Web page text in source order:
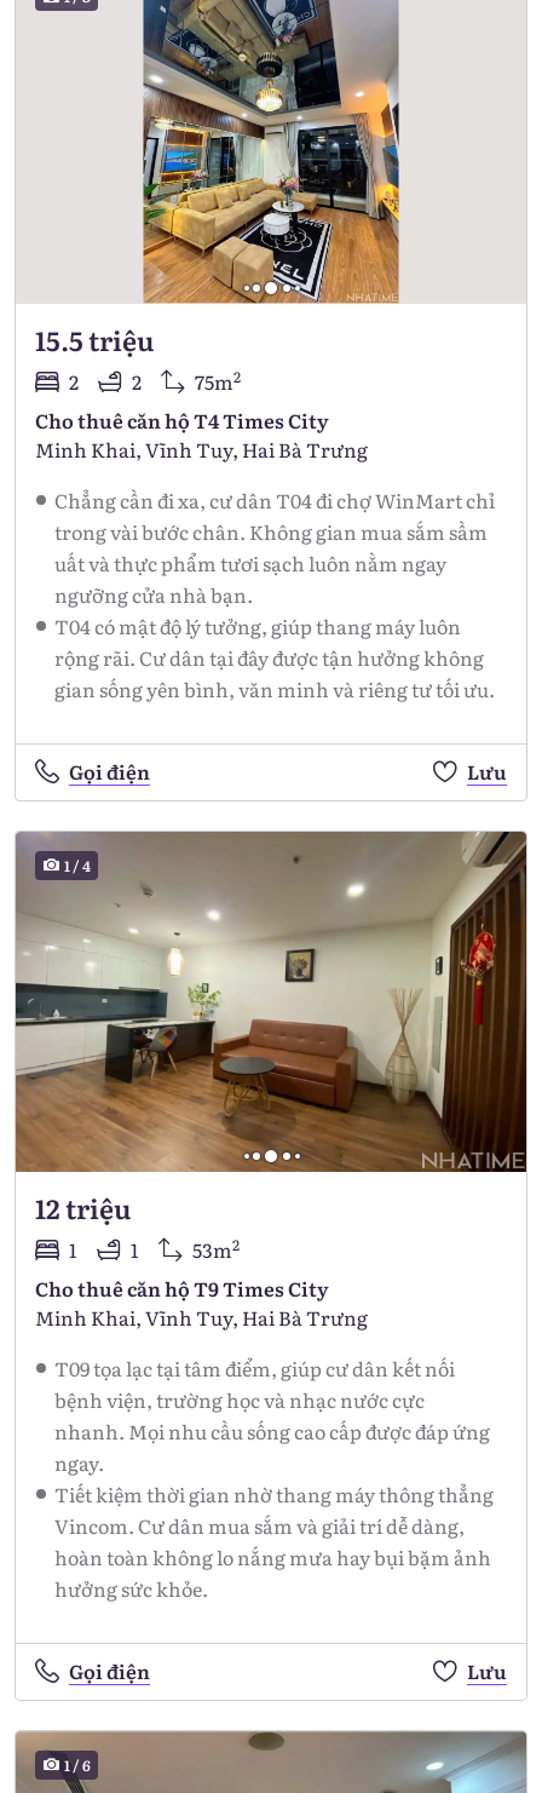
15.5 triệu
2 2 75m2
Cho thuê căn hộ T4 Times City
Minh Khai, Vĩnh Tuy, Hai Bà Trưng
Chẳng cần đi xa, cư dân T04 đi chợ WinMart chỉ
trong vài bước chân. Không gian mua sắm sầm
uất và thực phẩm tươi sạch luôn nằm ngay
ngưỡng cửa nhà bạn.
T04 có mật độ lý tưởng, giúp thang máy luôn
rộng rãi. Cư dân tại đây được tận hưởng không
gian sống yên bình, văn minh và riêng tư tối ưu.
Gọi điện Lưu
1/4
12 triệu
1 1 53m2
Cho thuê căn hộ T9 Times City
Minh Khai, Vĩnh Tuy, Hai Bà Trưng
T09 tọa lạc tại tâm điểm, giúp cư dân kết nối
bệnh viện, trường học và nhạc nước cực
nhanh. Mọi nhu cầu sống cao cấp được đáp ứng
ngay.
Tiết kiệm thời gian nhờ thang máy thông thẳng
Vincom. Cư dân mua sắm và giải trí dễ dàng,
hoàn toàn không lo nắng mưa hay bụi bặm ảnh
hưởng sức khỏe.
Gọi điện Lưu
1/6